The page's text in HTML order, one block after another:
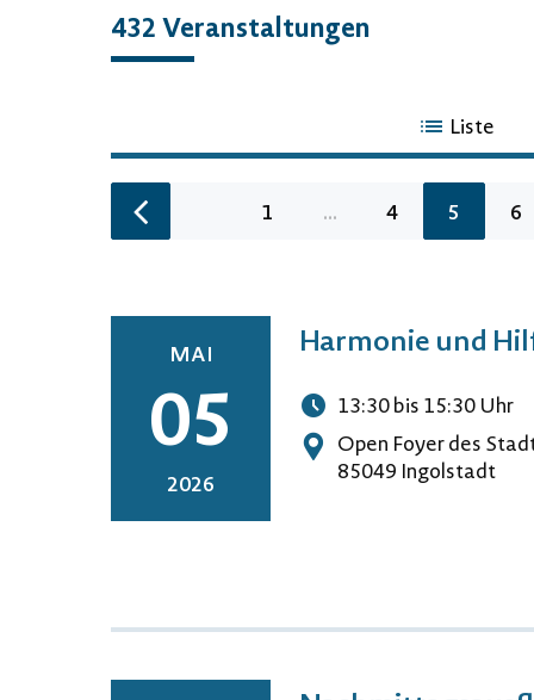
432 Veranstaltungen
gefunden
Liste
zur vorherigen Seite wechseln
Seite
1 ... Ausgeblendete
Seite
4 Seite
5 6
Harmonie und
05
MAI
2026
Uhrzeit
13:30bis 15:30 Uhr
Adresse
Open Foyer des
85049 Ingolstadt